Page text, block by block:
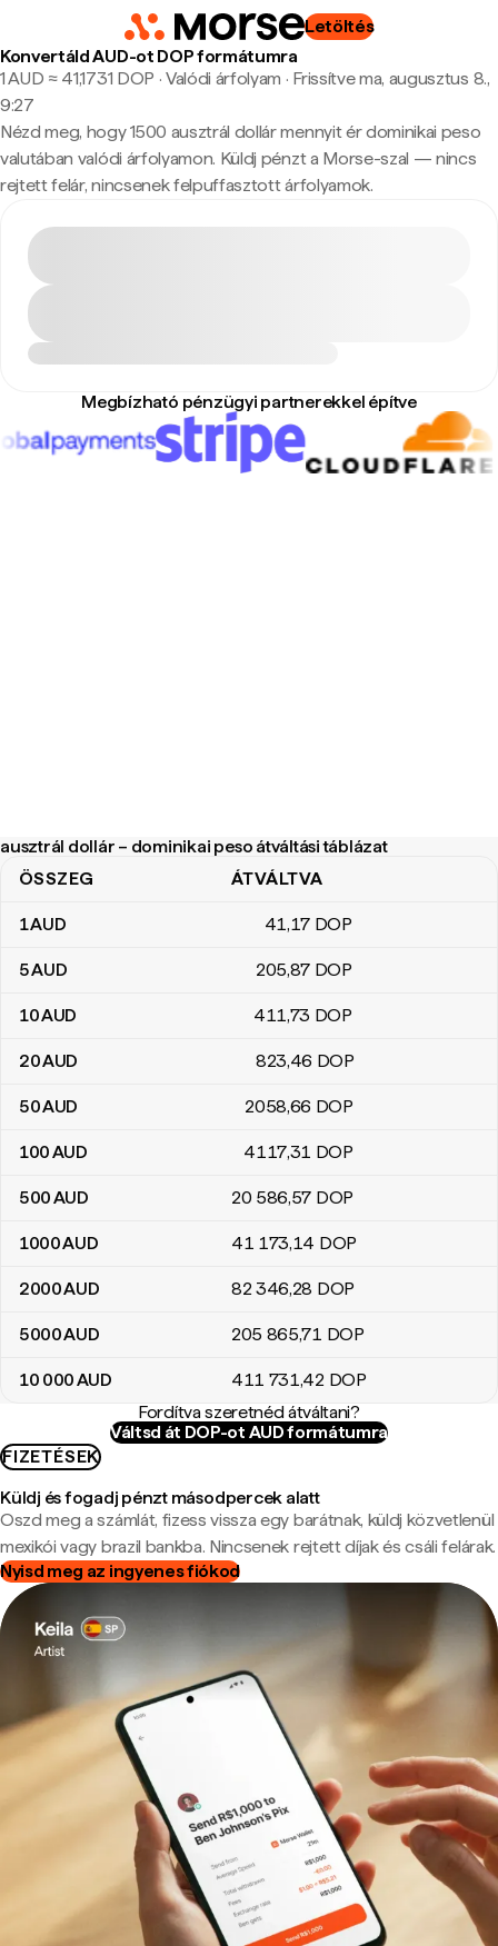
Letöltés
Konvertáld AUD-ot DOP formátumra
1 AUD ≈ 41,1731 DOP · Valódi árfolyam · Frissítve ma, augusztus 8.,
9:27
Nézd meg, hogy 1500 ausztrál dollár mennyit ér dominikai peso
valutában valódi árfolyamon. Küldj pénzt a Morse-szal — nincs
rejtett felár, nincsenek felpuffasztott árfolyamok.
Megbízható pénzügyi partnerekkel építve
ausztrál dollár – dominikai peso átváltási táblázat
ausztrál dollár – dominikai peso átváltási táblázat
ÖSSZEG ÁTVÁLTVA
1AUD 41,17 DOP
5AUD 205,87 DOP
10AUD 411,73 DOP
20AUD 823,46 DOP
50AUD 2058,66 DOP
100AUD 4117,31 DOP
500AUD 20 586,57 DOP
1000AUD 41 173,14 DOP
2000AUD 82 346,28 DOP
5000AUD 205 865,71 DOP
10 000AUD 411 731,42 DOP
Fordítva szeretnéd átváltani?
Váltsd át DOP-ot AUD formátumra
FIZETÉSEK
Küldj és fogadj pénzt másodpercek alatt
Oszd meg a számlát, fizess vissza egy barátnak, küldj közvetlenül
mexikói vagy brazil bankba. Nincsenek rejtett díjak és csáli felárak.
Nyisd meg az ingyenes fiókod